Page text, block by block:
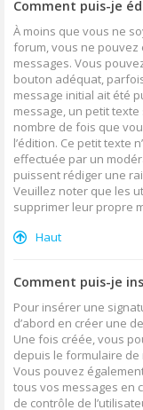
Comment puis-je
À moins que vous ne
forum, vous ne
messages. Vous
bouton adéquat,
message initial ait été
message, un petit
nombre de fois que
l’édition. Ce petit texte
effectuée par un
puissent rédiger une
Veuillez noter que les
supprimer leur propre
Haut
Comment puis-je
Pour insérer une
d’abord en créer une
Une fois créée, vous
depuis le formulaire de
Vous pouvez
tous vos messages en
de contrôle de